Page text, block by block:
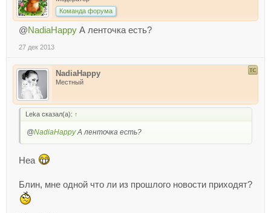
Команда форума
@NadiaHappy А ленточка есть?
27 дек 2013
NadiaHappy
Местный
Leka сказал(а): ↑
@NadiaHappyА ленточка есть?
Неа
Блин, мне одной что ли из прошлого новости приходят?